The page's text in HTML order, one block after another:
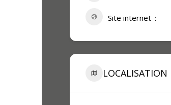
Site internet
LOCALISATION